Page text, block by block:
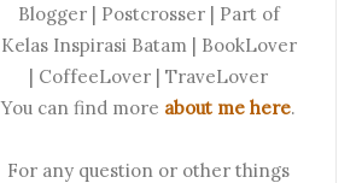
Blogger | Postcrosser | Part of
Kelas Inspirasi Batam | BookLover
| CoffeeLover | TraveLover
You can find more about me here.
For any question or other things